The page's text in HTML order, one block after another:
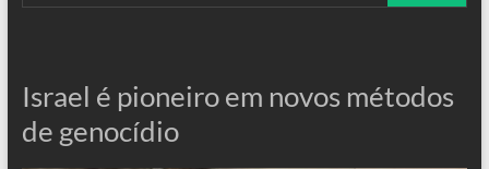
Israel é pioneiro em novos métodos
de genocídio